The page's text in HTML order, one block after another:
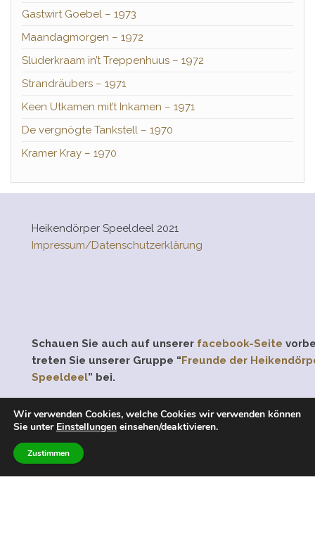
Gastwirt Goebel – 1973
Maandagmorgen – 1972
Sluderkraam in’t Treppenhuus – 1972
Strandräubers – 1971
Keen Utkamen mit’t Inkamen – 1971
De vergnögte Tankstell – 1970
Kramer Kray – 1970
Heikendörper Speeldeel 2021
Impressum/Datenschutzerklärung
Schauen Sie auch auf unserer facebook-Seite
treten Sie unserer Gruppe “ Freunde der
Speeldeel” bei.
Stolz präsentiert von
Wir verwenden Cookies, welche Cookies wir verwenden können
Sie unter Einstellungen einsehen/deaktivieren.
Zustimmen